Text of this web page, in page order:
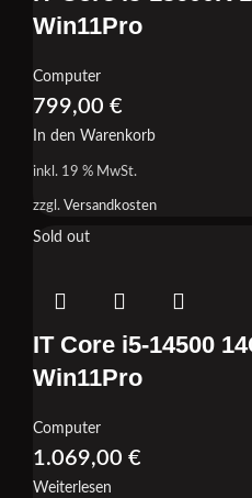
Win11Pro
Computer
799,00 €
In den Warenkorb
inkl. 19 % MwSt.
zzgl. Versandkosten
Sold out
IT Core i5-14500
Win11Pro
Computer
1.069,00 €
Weiterlesen